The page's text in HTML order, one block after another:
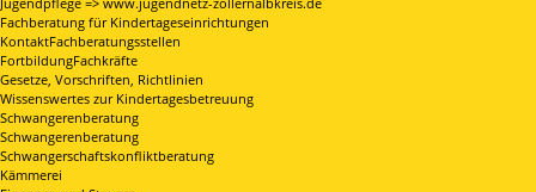
Fachberatung für Kindertageseinrichtungen
KontaktFachberatungsstellen
FortbildungFachkräfte
Gesetze, Vorschriften, Richtlinien
Wissenswertes zur Kindertagesbetreuung
Schwangerenberatung
Schwangerenberatung
Schwangerschaftskonfliktberatung
Kämmerei